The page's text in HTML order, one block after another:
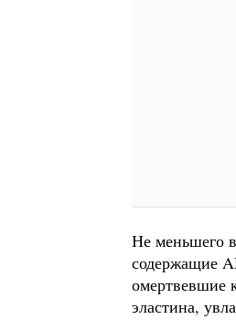
Не меньшего
содержащие
омертвевшие
эластина,